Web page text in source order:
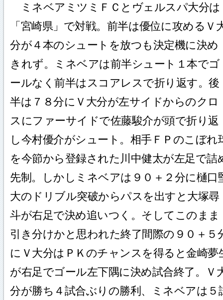
ミネベアミツミＦＣとヴェルスパ大分は
「宮崎県」で対戦。前半は優位に攻めるＶ
分が４本のシュートを放つも決定機に決め
きれず。ミネベアは前半シュート１本でゴ
ールなく前半はスコアレスで折り返す。後
半は７８分にＶ大分が左サイドからのクロ
スにファーサイドで佐藤駿介が頭で折り返
し今村優介がシュート。相手ＦＰのこぼれ
を今節から登録された川中健太が左足で詰
先制。しかしミネベアは９０＋２分に樋口
大のドリブル突破からパスを出すと大塚尋
斗が右足で決め追いつく。そしてこのまま
引き分けかと思われた終了間際の９０＋５
にＶ大分はＰＫのチャンスを得ると金崎夢
が右足でゴール左下隅に決め試合終了。Ｖ
分が勝ち４試合ぶりの勝利、ミネベアは５